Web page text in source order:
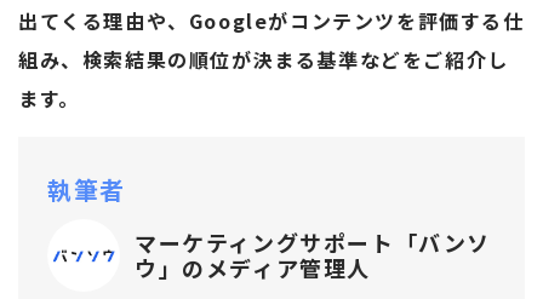
出てくる理由や、Googleがコンテンツを評価する仕
組み、検索結果の順位が決まる基準などをご紹介し
ます。
執筆者
マーケティングサポート「バンソ
ウ」のメディア管理人